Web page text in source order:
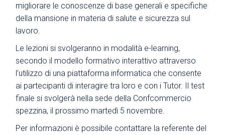
migliorare le conoscenze di base generali e specifiche
della mansione in materia di salute e sicurezza sul
lavoro.
Le lezioni si svolgeranno in modalità e-learning,
secondo il modello formativo interattivo attraverso
l’utilizzo di una piattaforma informatica che consente
ai partecipanti di interagire tra loro e con i Tutor. Il test
finale si svolgerà nella sede della Confcommercio
spezzina, il prossimo martedì 5 novembre.
Per informazioni è possibile contattare la referente del